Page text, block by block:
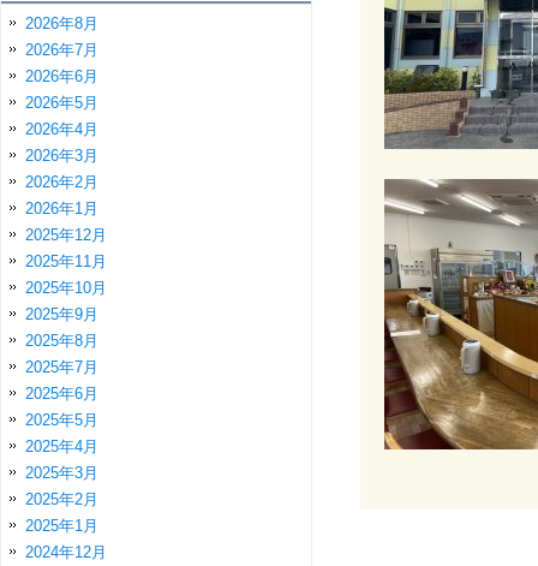
2026年8月
2026年7月
2026年6月
2026年5月
2026年4月
2026年3月
2026年2月
2026年1月
2025年12月
2025年11月
2025年10月
2025年9月
2025年8月
2025年7月
2025年6月
2025年5月
2025年4月
2025年3月
2025年2月
2025年1月
2024年12月